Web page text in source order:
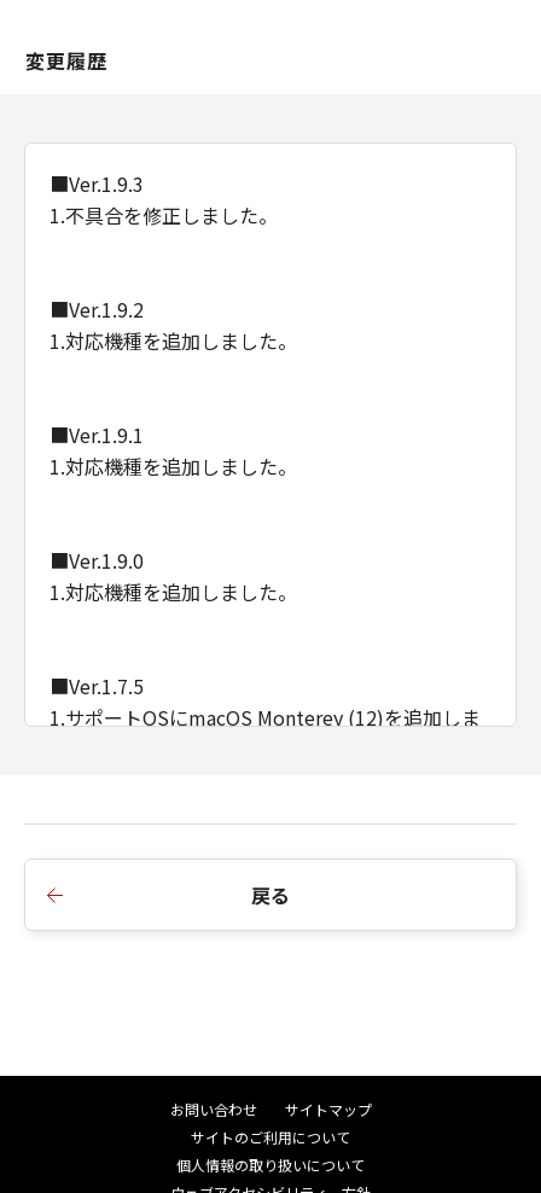
変更履歴
■Ver.1.9.3
1.不具合を修正しました。
■Ver.1.9.2
1.対応機種を追加しました。
■Ver.1.9.1
1.対応機種を追加しました。
■Ver.1.9.0
1.対応機種を追加しました。
■Ver.1.7.5
1.サポートOSにmacOS Monterey (12)を追加しま
■Ver.1.7.0
1.対応機種を追加しました。
戻る
お問い合わせ
サイトマップ
サイトのご利用について
個人情報の取り扱いについて